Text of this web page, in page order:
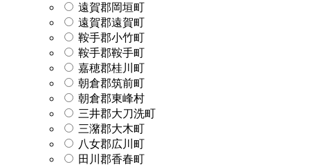
遠賀郡岡垣町
遠賀郡遠賀町
鞍手郡小竹町
鞍手郡鞍手町
嘉穂郡桂川町
朝倉郡筑前町
朝倉郡東峰村
三井郡大刀洗町
三潴郡大木町
八女郡広川町
田川郡香春町